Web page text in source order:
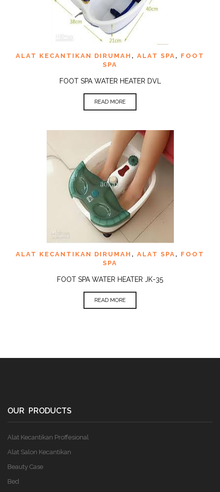
ALAT KECANTIKAN DIRUMAH , ALAT SPA , FOOT
SPA
FOOT SPA WATER HEATER DVL
READ MORE
ALAT KECANTIKAN DIRUMAH , ALAT SPA , FOOT
SPA
FOOT SPA WATER HEATER JK-35
READ MORE
OUR PRODUCTS
Alat Kecantikan Proffesional
Alat Salon Kecantikan
Beauty Case
Bed